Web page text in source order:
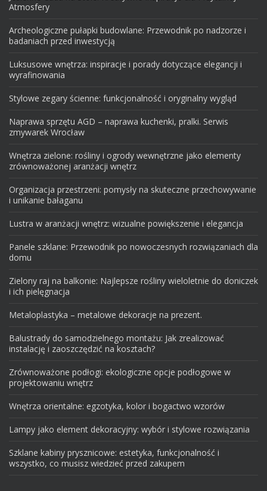
Atmosfery
Archeologiczne pułapki budowlane: Przewodnik po nadzorze i
badaniach przed inwestycją
Luksusowe wnętrza: inspiracje i porady dotyczące elegancji i
wyrafinowania
Stylowe zegary ścienne: funkcjonalność i oryginalny wygląd
Naprawa sprzętu AGD – naprawa kuchenki, pralki. Serwis
zmywarek Wrocław
Wnętrza zielone: rośliny i ogrody wewnętrzne jako elementy
zrównoważonej aranżacji wnętrz
Organizacja przestrzeni: pomysły na skuteczne przechowywanie
i unikanie bałaganu
Lustra w aranżacji wnętrz: wizualne powiększenie i elegancja
Panele szklane: Przewodnik po nowoczesnych rozwiązaniach dla
domu
Zielony raj na balkonie: Najlepsze rośliny wieloletnie do doniczek
i ich pielęgnacja
Metaloplastyka – metalowe dekoracje na prezent.
Balustrady do samodzielnego montażu: Jak zrealizować
instalację i zaoszczędzić na kosztach?
Zrównoważone podłogi: ekologiczne opcje podłogowe w
projektowaniu wnętrz
Wnętrza orientalne: egzotyka, kolor i bogactwo wzorów
Lampy jako element dekoracyjny: wybór i stylowe rozwiązania
Szklane kabiny prysznicowe: estetyka, funkcjonalność i
wszystko, co musisz wiedzieć przed zakupem